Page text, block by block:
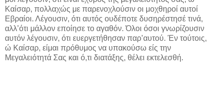
Καίσαρ, πολλαχώς με παρενοχλούσιν οι μοχθηροί αυτοί
Εβραίοι. Λέγουσιν, ότι αυτός ουδέποτε δυσηρέστησέ τινά,
αλλ’ότι μάλλον εποίησε το αγαθόν. Όλοι όσοι γνωρίζουσιν
αυτόν λέγουσιν, ότι ευεργετήθησαν παρ’αυτού. Έν τούτοις,
ώ Καίσαρ, είμαι πρόθυμος να υπακούσω είς την
Μεγαλειότητά Σας και ό,τι διατάξης, θέλει εκτελεσθή.